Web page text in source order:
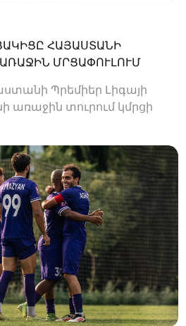
ՀԱՅԱՍՏԱՆԻ
ՄՐՑԱՓՈՒԼՈՒՄ
Պրեմիեր Լիգայի
առաջին տուրում կմրցի